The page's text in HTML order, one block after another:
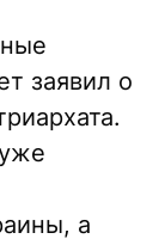
заявил о
а